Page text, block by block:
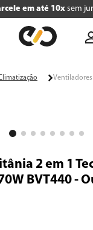
em até 10xsem
Ventiladores
2 em 1
BVT440 -